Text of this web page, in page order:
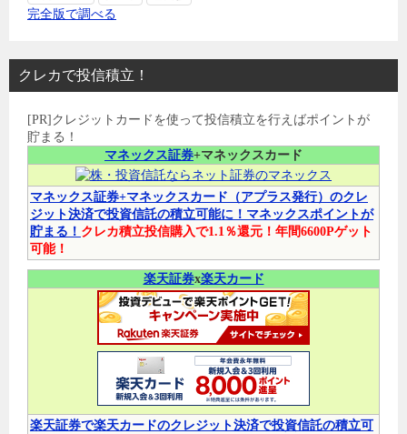
完全版で調べる
クレカで投信積立！
[PR]クレジットカードを使って投信積立を行えばポイントが
貯まる！
マネックス証券+マネックスカード
マネックス証券+マネックスカード（アプラス発行）のクレ
ジット決済で投資信託の積立可能に！マネックスポイントが
貯まる！ クレカ積立投信購入で1.1％還元！年間6600Pゲット
可能！
楽天証券x楽天カード
楽天証券で楽天カードのクレジット決済で投資信託の積立可